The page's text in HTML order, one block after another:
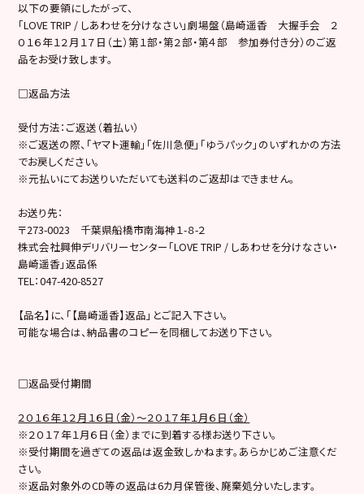
以下の要領にしたがって、
「LOVE TRIP / しあわせを分けなさい」劇場盤（島崎遥香 大握手会 ２
０１６年１２月１７日（土）第１部・第２部・第４部 参加券付き分）のご返
品をお受け致します。
□返品方法
受付方法：ご返送（着払い）
※ご返送の際、「ヤマト運輸」「佐川急便」「ゆうパック」のいずれかの方法
でお戻しください。
※元払いにてお送りいただいても送料のご返却はできません。
お送り先：
〒273-0023 千葉県船橋市南海神１-８-２
株式会社興伸デリバリーセンター「LOVE TRIP / しあわせを分けなさい・
島崎遥香」返品係
TEL：047-420-8527
【品名】に、「【島崎遥香】返品」とご記入下さい。
可能な場合は、納品書のコピーを同梱してお送り下さい。
□返品受付期間
２０１６年１２月１６日（金）～２０１７年１月６日（金）
※２０１７年１月６日（金）までに到着する様お送り下さい。
※受付期間を過ぎての返品は返金致しかねます。あらかじめご注意くだ
さい。
※返品対象外のCD等の返品は6カ月保管後、廃棄処分いたします。